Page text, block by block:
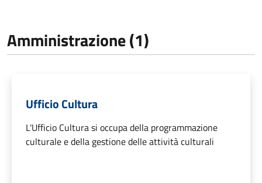
Amministrazione (1)
Ufficio Cultura
L'Ufficio Cultura si occupa della programmazione
culturale e della gestione delle attività culturali